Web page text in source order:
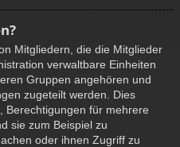
Mitgliedern, die die Mitglieder
verwaltbare Einheiten
Gruppen angehören und
zugeteilt werden. Dies
Berechtigungen für mehrere
sie zum Beispiel zu
oder ihnen Zugriff zu